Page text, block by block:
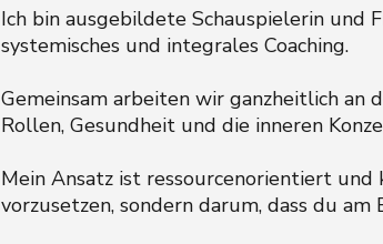
Ich bin ausgebildete Schauspielerin
systemisches und integrales Coaching.
Gemeinsam arbeiten wir ganzheitlich an
Rollen, Gesundheit und die inneren
Mein Ansatz ist ressourcenorientiert
vorzusetzen, sondern darum, dass du